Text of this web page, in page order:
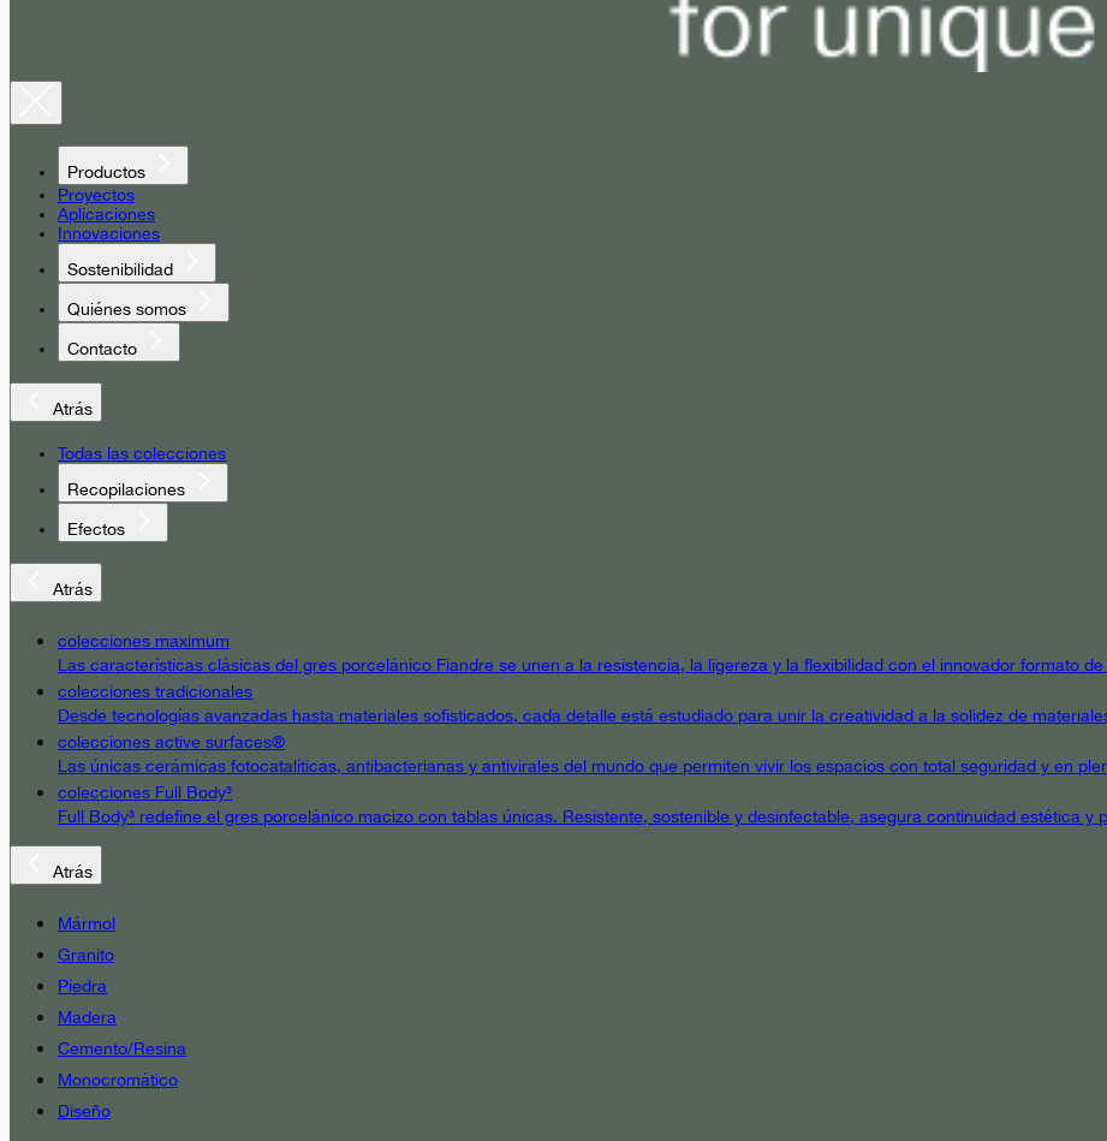
Productos
Proyectos
Aplicaciones
Innovaciones
Sostenibilidad
Quiénes somos
Contacto
Atrás
Todas las colecciones
Recopilaciones
Efectos
Atrás
colecciones maximum
Las características clásicas del gres porcelánico Fiandre se unen a la resistencia, la ligereza y la flexibilidad con el innovador formato
colecciones tradicionales
Desde tecnologías avanzadas hasta materiales sofisticados, cada detalle está estudiado para unir la creatividad a la solidez de
colecciones active surfaces®
Las únicas cerámicas fotocatalíticas, antibacterianas y antivirales del mundo que permiten vivir los espacios con total seguridad y en
colecciones Full Body³
Full Body³ redefine el gres porcelánico macizo con tablas únicas. Resistente, sostenible y desinfectable, asegura continuidad estética y
Atrás
Mármol
Granito
Piedra
Madera
Cemento/Resina
Monocromático
Diseño